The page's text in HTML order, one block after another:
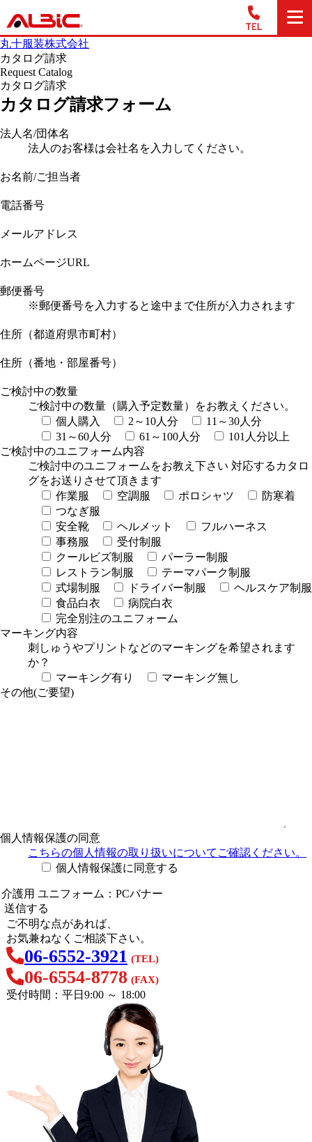
丸十服装株式会社
カタログ請求
Request Catalog
カタログ請求
カタログ請求フォーム
法人名/団体名
法人のお客様は会社名を入力してください。
お名前/ご担当者
電話番号
メールアドレス
ホームページURL
郵便番号
※郵便番号を入力すると途中まで住所が入力されます
住所（都道府県市町村）
住所（番地・部屋番号）
ご検討中の数量
ご検討中の数量（購入予定数量）をお教えください。
個人購入
2～10人分
11～30人分
31～60人分
61～100人分
101人分以上
ご検討中のユニフォーム内容
ご検討中のユニフォームをお教え下さい 対応するカタロ
グをお送りさせて頂きます
作業服
空調服 ポロシャツ
防寒着
つなぎ服
安全靴
ヘルメット
フルハーネス
事務服
受付制服
クールビズ制服
パーラー制服
レストラン制服
テーマパーク制服
式場制服
ドライバー制服
ヘルスケア制服
食品白衣
病院白衣
完全別注のユニフォーム
マーキング内容
刺しゅうやプリントなどのマーキングを希望されます
か？
マーキング有り
マーキング無し
その他(ご要望)
個人情報保護の同意
こちらの個人情報の取り扱いについてご確認ください。
個人情報保護に同意する
ご不明な点があれば、
お気兼ねなくご相談下さい。
06-6552-3921 (TEL)
06-6554-8778 (FAX)
受付時間：平日9:00 ～ 18:00